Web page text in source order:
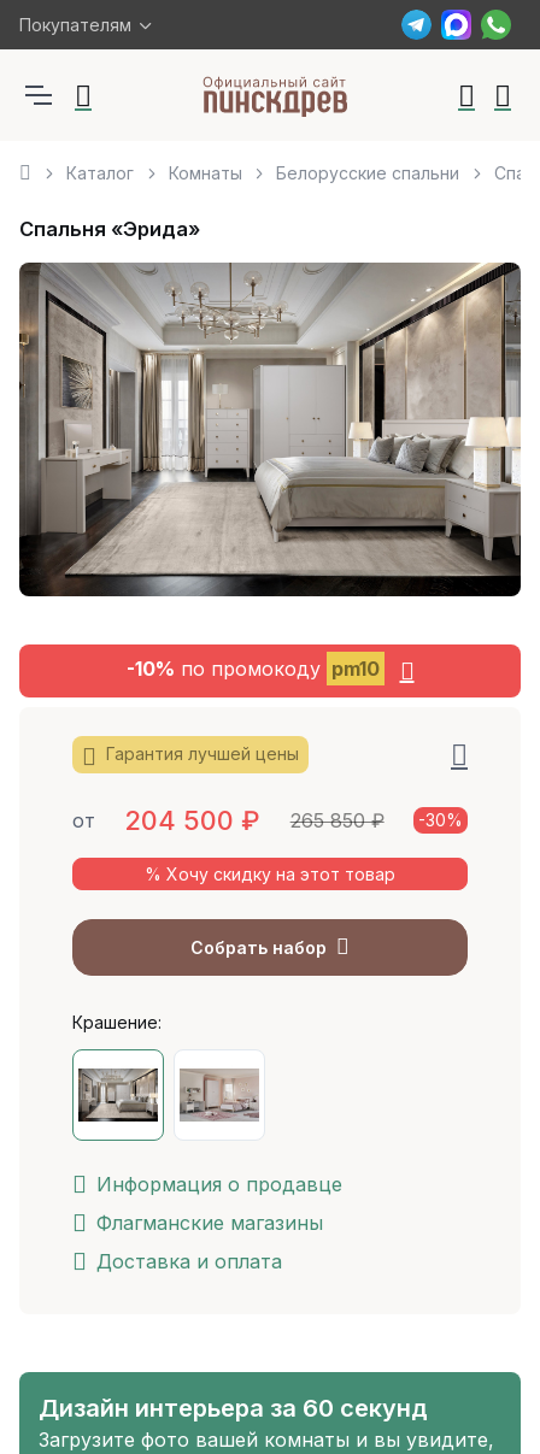
Покупателям
Каталог Комнаты Белорусские спальни
Спальня «Эрида»
-10% по промокоду pm10
Гарантия лучшей цены
от 204 500 ₽ 265 850 ₽ -30%
% Хочу скидку на этот товар
Собрать набор
Крашение:
Информация о продавце
Флагманские магазины
Доставка и оплата
Дизайн интерьера за 60 секунд
Загрузите фото вашей комнаты и вы увидите,